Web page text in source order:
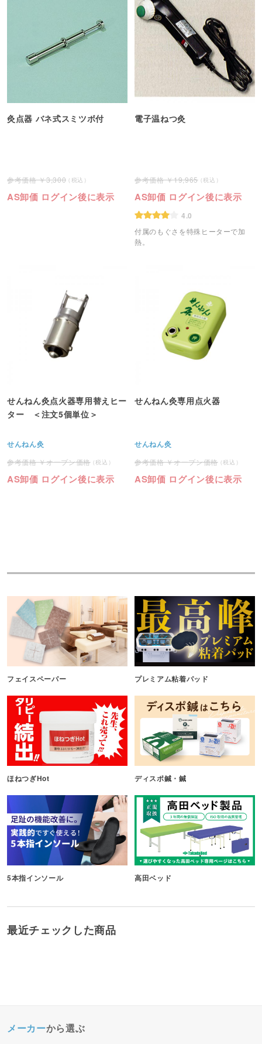
灸点器 バネ式スミツボ付
3,300
AS卸価 ログイン後に表示
電子温ねつ灸
19,965
AS卸価 ログイン後に表示
4.0
付属のもぐさを特殊ヒーターで加
熱。
せんねん灸点火器専用替えヒー
ター ＜注文5個単位＞
せんねん灸
オープン価格
AS卸価 ログイン後に表示
せんねん灸専用点火器
せんねん灸
オープン価格
AS卸価 ログイン後に表示
フェイスペーパー プレミアム粘着パッド
ほねつぎHot ディスポ鍼・鍼
5本指インソール 高田ベッド
最近チェックした商品
メーカーから選ぶ